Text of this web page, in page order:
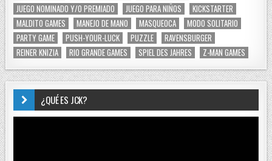
JUEGO NOMINADO Y/O PREMIADO
JUEGO PARA NIÑOS
KICKSTARTER
MALDITO GAMES
MANEJO DE MANO MASQUEOCA
MODO SOLITARIO
PARTY GAME
PUSH-YOUR-LUCK PUZZLE
RAVENSBURGER
REINER KNIZIA
RIO GRANDE GAMES SPIEL DES JAHRES Z-MAN GAMES
¿QUÉ ES JCK?